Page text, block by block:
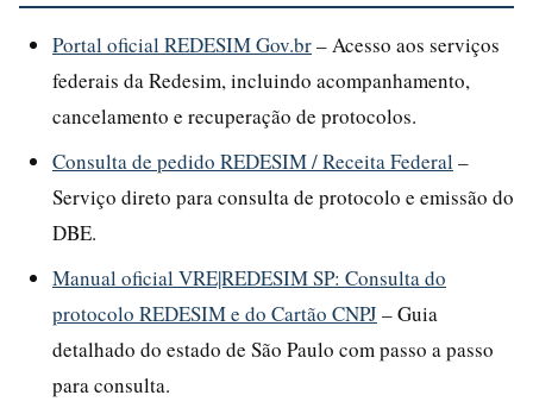
Portal oficial REDESIM Gov.br– Acesso aos serviços
federais da Redesim, incluindo acompanhamento,
cancelamento e recuperação de protocolos.
Consulta de pedido REDESIM / Receita Federal –
Serviço direto para consulta de protocolo e emissão do
DBE.
Manual oficial VRE|REDESIM SP: Consulta do
protocolo REDESIM e do Cartão CNPJ – Guia
detalhado do estado de São Paulo com passo a passo
para consulta.